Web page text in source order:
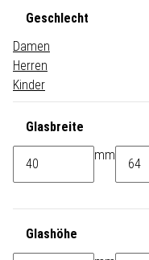
Geschlecht
Damen
Herren
Kinder
Glasbreite
mm
Glashöhe